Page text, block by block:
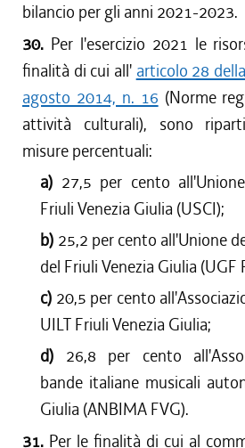
bilancio per gli anni 2021-2023.
30. Per l'esercizio 2021 le
finalità di cui all' articolo 28
agosto 2014, n. 16 (Norme
attività culturali), sono
misure percentuali:
a) 27,5 per cento
Friuli Venezia Giulia (USCI);
b) 25,2 per cento all'Unione
del Friuli Venezia Giulia (UGF
c) 20,5 per cento
UILT Friuli Venezia Giulia;
d) 26,8 per cento
bande italiane musicali
Giulia (ANBIMA FVG).
31. Per le finalità di cui al